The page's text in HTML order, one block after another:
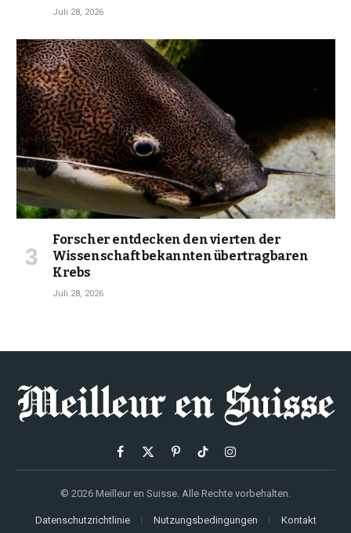
Juli 28, 2026
Forscher entdecken den vierten der
Wissenschaft bekannten übertragbaren
Krebs
Juli 28, 2026
Facebook
X
PinterestTikTokInstagram
© 2026 Meilleur en Suisse. Alle Rechte vorbehalten.
Datenschutzrichtlinie Nutzungsbedingungen Kontakt